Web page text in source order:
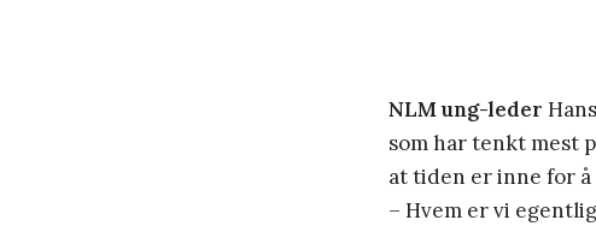
NLM ung-leder
som har tenkt mest
at tiden er inne for
– Hvem er vi